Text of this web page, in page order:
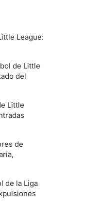
League:
de Little
del
Little
de
de la Liga